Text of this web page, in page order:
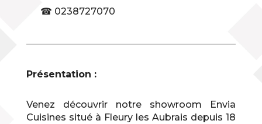
☎ 0238727070
Présentation :
Venez découvrir notre showroom Envia
Cuisines situé à Fleury les Aubrais depuis 18